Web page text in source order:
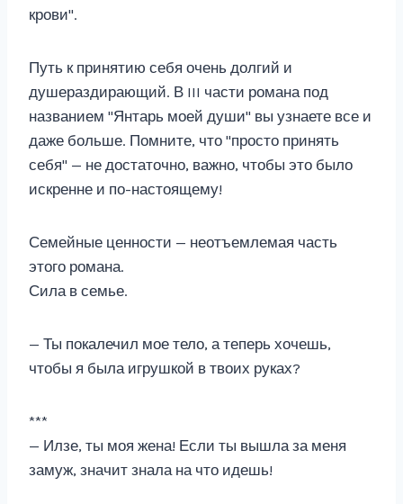
крови".
Путь к принятию себя очень долгий и
душераздирающий. В III части романа под
названием "Янтарь моей души" вы узнаете все и
даже больше. Помните, что "просто принять
себя" — не достаточно, важно, чтобы это было
искренне и по-настоящему!
Семейные ценности — неотъемлемая часть
этого романа.
Сила в семье.
— Ты покалечил мое тело, а теперь хочешь,
чтобы я была игрушкой в твоих руках?
***
— Илзе, ты моя жена! Если ты вышла за меня
замуж, значит знала на что идешь!